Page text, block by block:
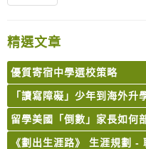
精選文章
優質寄宿中學選校策略
「讀寫障礙」少年到海外升
留學美國「倒數」家長如何
《劃出生涯路》 生涯規劃 -